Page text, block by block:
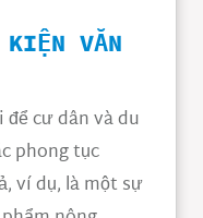
VĂN
cư dân và du
phong tục
ví dụ, là một sự